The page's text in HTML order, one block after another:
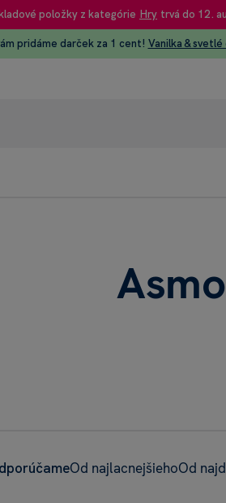
položky z kategórie Hry trvá do 12.
pridáme darček za 1 cent! Vanilka &
Od najlacnejšiehoOd